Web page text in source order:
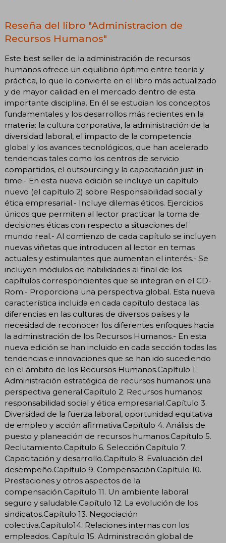
Reseña del libro "Administracion de
Recursos Humanos"
Este best seller de la administración de recursos
humanos ofrece un equilibrio óptimo entre teoría y
práctica, lo que lo convierte en el libro más actualizado
y de mayor calidad en el mercado dentro de esta
importante disciplina. En él se estudian los conceptos
fundamentales y los desarrollos más recientes en la
materia: la cultura corporativa, la administración de la
diversidad laboral, el impacto de la competencia
global y los avances tecnológicos, que han acelerado
tendencias tales como los centros de servicio
compartidos, el outsourcing y la capacitación just-in-
time.- En esta nueva edición se incluye un capítulo
nuevo (el capítulo 2) sobre Responsabilidad social y
ética empresarial.- Incluye dilemas éticos. Ejercicios
únicos que permiten al lector practicar la toma de
decisiones éticas con respecto a situaciones del
mundo real.- Al comienzo de cada capítulo se incluyen
nuevas viñetas que introducen al lector en temas
actuales y estimulantes que aumentan el interés.- Se
incluyen módulos de habilidades al final de los
capítulos correspondientes que se integran en el CD-
Rom.- Proporciona una perspectiva global. Esta nueva
característica incluida en cada capítulo destaca las
diferencias en las culturas de diversos países y la
necesidad de reconocer los diferentes enfoques hacia
la administración de los Recursos Humanos.- En esta
nueva edición se han incluido en cada sección todas las
tendencias e innovaciones que se han ido sucediendo
en el ámbito de los Recursos Humanos.Capítulo 1.
Administración estratégica de recursos humanos: una
perspectiva general.Capítulo 2. Recursos humanos:
responsabilidad social y ética empresarial.Capítulo 3.
Diversidad de la fuerza laboral, oportunidad equitativa
de empleo y acción afirmativa.Capítulo 4. Análisis de
puesto y planeación de recursos humanos.Capítulo 5.
Reclutamiento.Capítulo 6. Selección.Capítulo 7.
Capacitación y desarrollo.Capítulo 8. Evaluación del
desempeño.Capítulo 9. Compensación.Capítulo 10.
Prestaciones y otros aspectos de la
compensación.Capítulo 11. Un ambiente laboral
seguro y saludable.Capítulo 12. La evolución de los
sindicatos.Capítulo 13. Negociación
colectiva.Capítulo14. Relaciones internas con los
empleados. Capítulo 15. Administración global de